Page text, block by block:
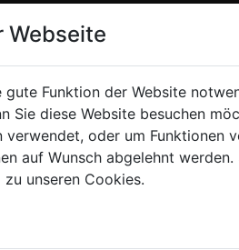
bist du immer Teil des Rudels.
in Linz!
Webseite
Funktion der Website
Sie diese Website besuchen
oder um Funktionen
auf Wunsch abgelehnt werden.
unseren Cookies.